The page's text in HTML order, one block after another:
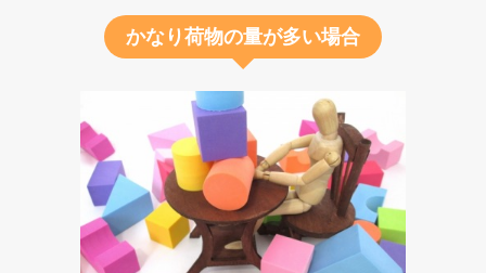
かなり荷物の量が多い場合